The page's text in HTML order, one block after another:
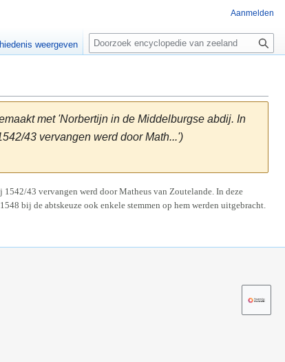
met 'Norbertijn in de Middelburgse abdij. In
43 vervangen werd door Math...')
43 vervangen werd door Matheus van Zoutelande. In deze
bij de abtskeuze ook enkele stemmen op hem werden uitgebracht.
Aanmelden
weergeven
Z
e